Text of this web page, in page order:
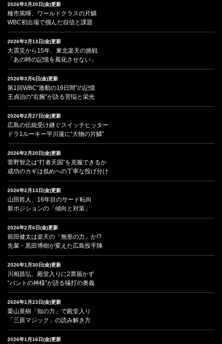
2026年3月20日(金)更新
種市篤暉、ワールドクラスの片鱗
WBC初出場で掴んだ自信と課題
2026年3月13日(金)更新
大震災から15年、東北楽天の挑戦
「あの時の記憶を風化させない」
2026年3月6日(金)更新
第1回WBC“激動の19日間”の記憶
王貞治の“右腕”が語る苦悩と栄光
2026年2月27日(金)更新
広島の伝統受け継ぐスイッチヒッター
ドラ1ルーキー平川蓮に“大物の片鱗”
2026年2月20日(金)更新
菅野智之は“打者天国”を克服できるか
成功のカギは低めへの丁寧な投げ分け
2026年2月13日(金)更新
山田哲人、16年目のサード転向
新ポジションの「傾向と対策」
2026年2月6日(金)更新
前田健太は楽天の「無形の力」か!?
先輩・黒田博樹が変えた広島投手陣
2026年1月30日(金)更新
川相昌弘、殿堂入りに2票届かず
“バントの神様”が語る犠打の奥義
2026年1月23日(金)更新
栗山英樹「知の力」で殿堂入り
「三原マジック」の読み解き方
2026年1月16日(金)更新